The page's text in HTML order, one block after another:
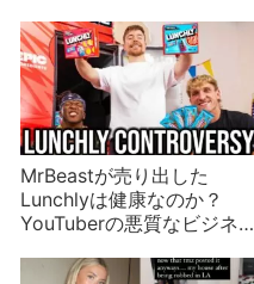
MrBeastが売り出した
Lunchlyは健康なのか？
YouTuberの悪質なビジネス